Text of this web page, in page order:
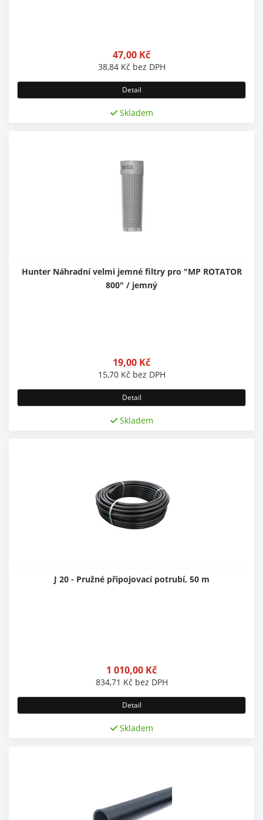
47,00 Kč
38,84 Kč bez DPH
Detail
Skladem
Hunter Náhradní velmi jemné filtry pro "MP ROTATOR
800" / jemný
19,00 Kč
15,70 Kč bez DPH
Detail
Skladem
J 20 - Pružné připojovací potrubí, 50 m
1 010,00 Kč
834,71 Kč bez DPH
Detail
Skladem